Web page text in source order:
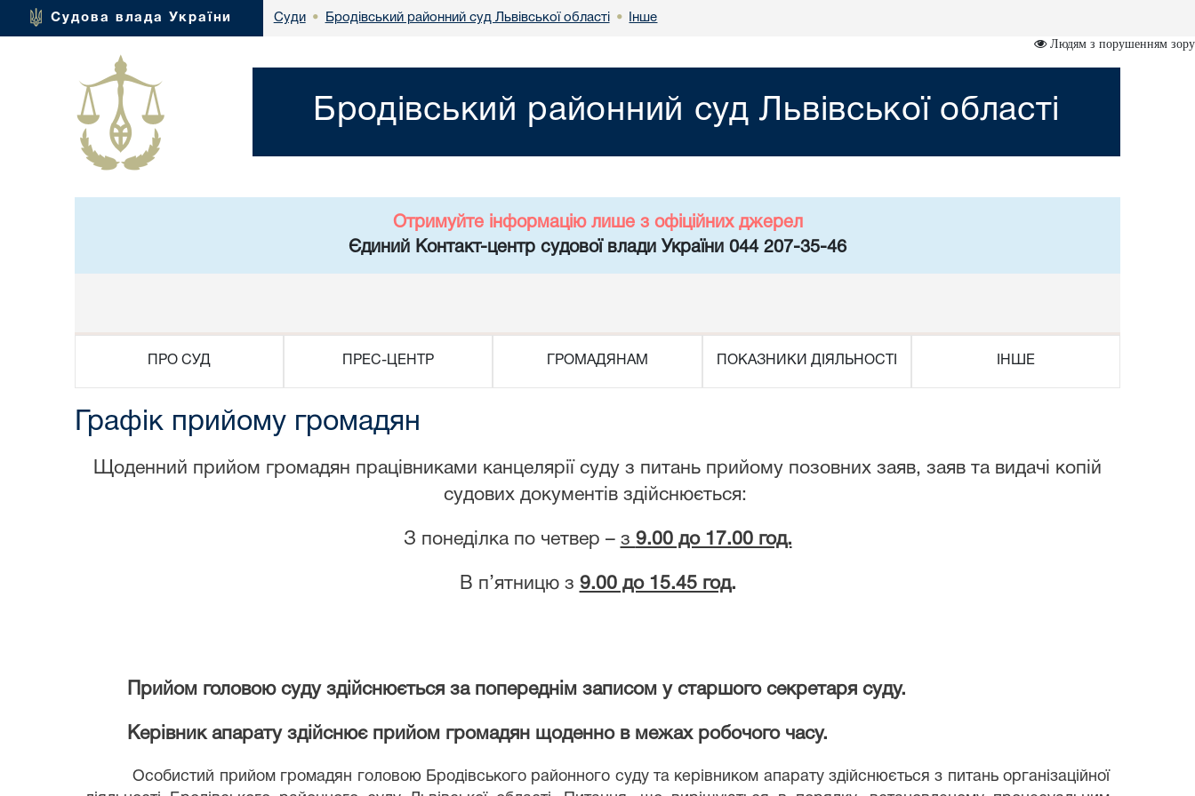
Судова влада України Суди • Бродівський районний суд Львівської області • Інше
Людям з порушенням зору
Бродівський районний суд Львівської області
Отримуйте інформацію лише з офіційних джерел
Єдиний Контакт-центр судової влади України 044 207-35-46
ПРО СУД ПРЕС-ЦЕНТР ГРОМАДЯНАМ ПОКАЗНИКИ ДІЯЛЬНОСТІ ІНШЕ
Графік прийому громадян
Щоденний прийом громадян працівниками канцелярії суду з питань прийому позовних заяв, заяв та видачі копій
судових документів здійснюється:
З понеділка по четвер – з 9.00 до 17.00 год.
В п’ятницю з 9.00 до 15.45 год.
Прийом головою суду здійснюється за попереднім записом у старшого секретаря суду.
Керівник апарату здійснює прийом громадян щоденно в межах робочого часу.
Особистий прийом громадян головою Бродівського районного суду та керівником апарату здійснюється з питань організаційної